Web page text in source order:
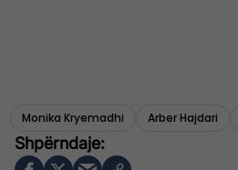
Monika Kryemadhi Arber Hajdari